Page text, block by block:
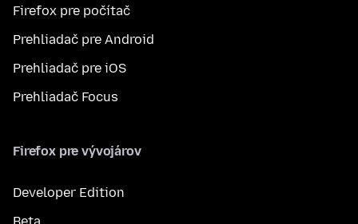
Firefox pre počítač
Prehliadač pre Android
Prehliadač pre iOS
Prehliadač Focus
Firefox pre vývojárov
Developer Edition